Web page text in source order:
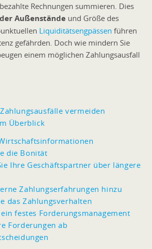
Rechnungen summieren. Dies
Außenstände und Größe des
Liquiditätsengpässen führen
gefährden. Doch wie mindern Sie
einem möglichen Zahlungsausfall
vermeiden
Überblick
die Bonität
Ihre Geschäftspartner über längere
Zahlungserfahrungen hinzu
das Zahlungsverhalten
festes Forderungsmanagement
Forderungen ab